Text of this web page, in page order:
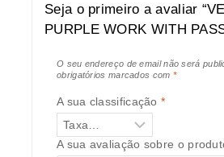
Seja o primeiro a avaliar
PURPLE WORK WITH
O seu endereço de email não será
obrigatórios marcados com *
A sua classificação*
A sua avaliação sobre o